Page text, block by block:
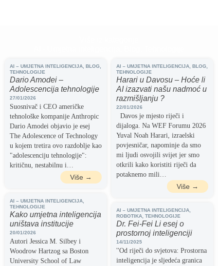
AI – UMJETNA INTELIGENCIJA BLOG
TEHNOLOGIJE
Dario Amodei –
Adolescencija tehnologije
27/01/2026
Suosnivač i CEO američke
tehnološke kompanije Anthropic
Dario Amodei objavio je esej
The Adolescence of Technology
u kojem tretira ovo razdoblje kao
"adolescenciju tehnologije":
kritičnu, nestabilnu i…
Više →
AI – UMJETNA INTELIGENCIJA BLOG
TEHNOLOGIJE
Harari u Davosu – Hoće li
AI izazvati našu nadmoć u
razmišljanju ?
22/01/2026
Davos je mjesto riječi i
dijaloga. Na WEF Forumu 2026
Yuval Noah Harari, izraelski
povjesničar, napominje da smo
mi ljudi osvojili svijet jer smo
otkrili kako koristiti riječi da
potaknemo mili…
Više →
AI – UMJETNA INTELIGENCIJA
TEHNOLOGIJE
Kako umjetna inteligencija
uništava institucije
20/01/2026
Autori Jessica M. Silbey i
Woodrow Hartzog sa Boston
University School of Law
AI – UMJETNA INTELIGENCIJA
ROBOTIKA TEHNOLOGIJE
Dr. Fei-Fei Li esej o
prostornoj inteligenciji
14/11/2025
''Od riječi do svjetova: Prostorna
inteligencija je sljedeća granica